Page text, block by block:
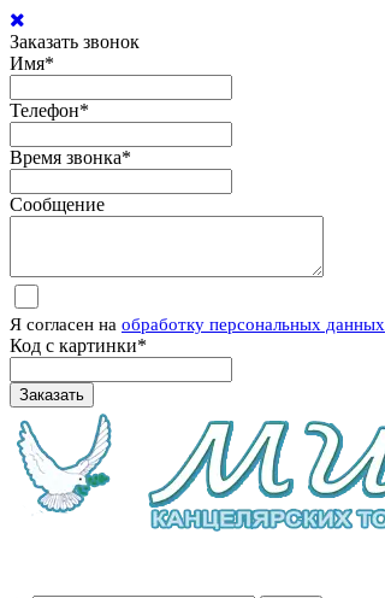
Заказать звонок
Имя*
Телефон*
Время звонка*
Сообщение
Я согласен на обработку персональных данных
Код с картинки*
Заказать